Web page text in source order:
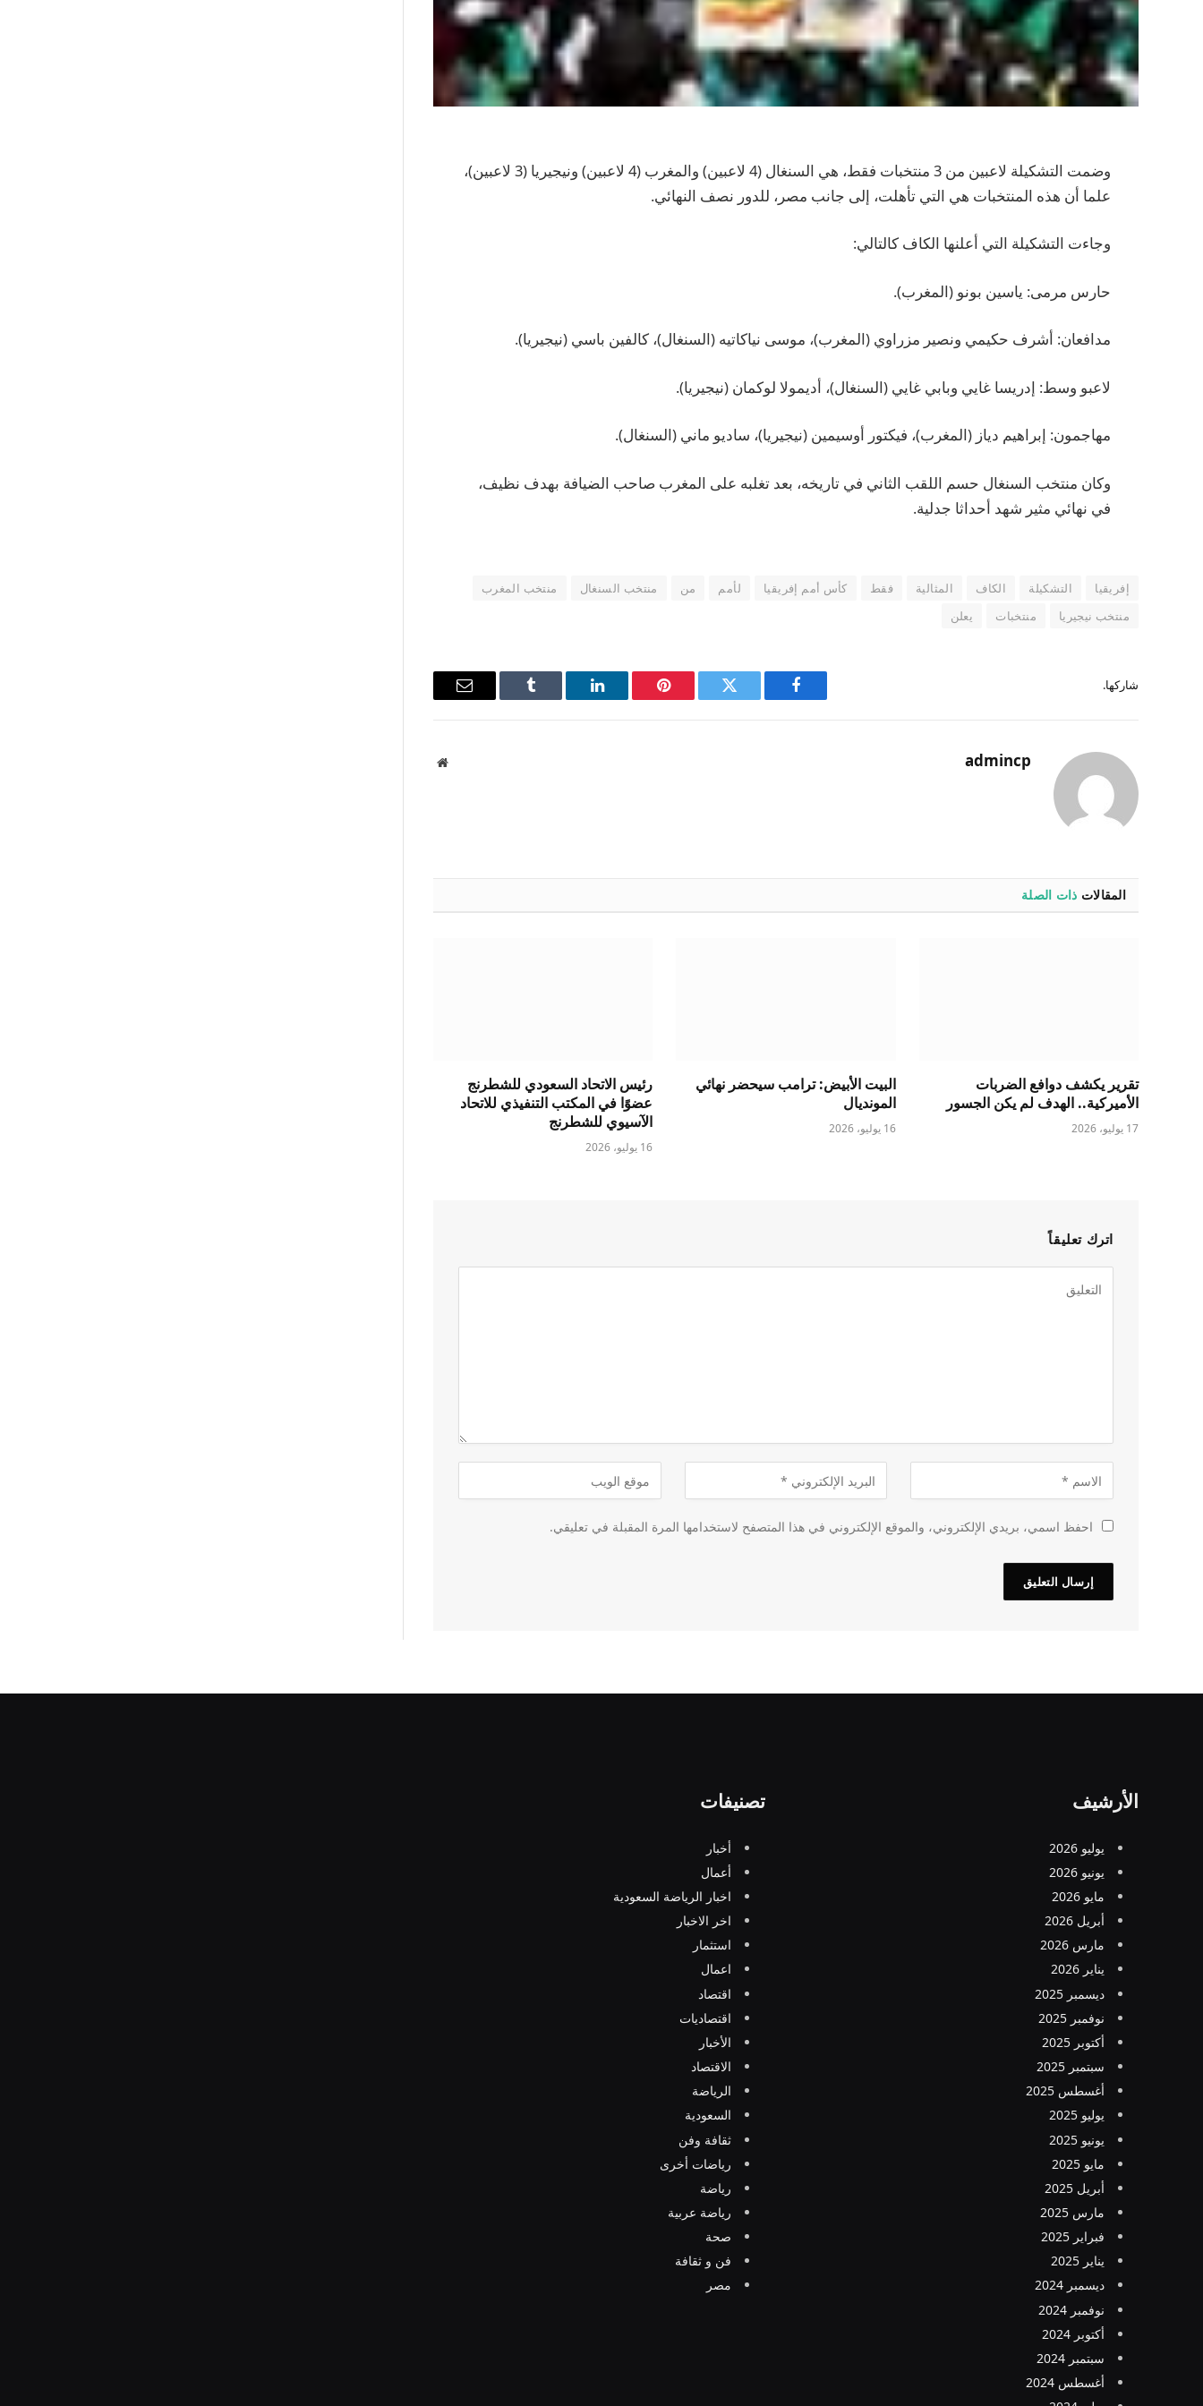
وضمت التشكيلة لاعبين من 3 منتخبات فقط، هي السنغال (4 لاعبين) والمغرب (4 لاعبين) ونيجيريا (3 لاعبين)،
علما أن هذه المنتخبات هي التي تأهلت، إلى جانب مصر، للدور نصف النهائي.
وجاءت التشكيلة التي أعلنها الكاف كالتالي:
حارس مرمى: ياسين بونو (المغرب).
مدافعان: أشرف حكيمي ونصير مزراوي (المغرب)، موسى نياكاتيه (السنغال)، كالفين باسي (نيجيريا).
لاعبو وسط: إدريسا غايي وبابي غايي (السنغال)، أديمولا لوكمان (نيجيريا).
مهاجمون: إبراهيم دياز (المغرب)، فيكتور أوسيمين (نيجيريا)، ساديو ماني (السنغال).
وكان منتخب السنغال حسم اللقب الثاني في تاريخه، بعد تغلبه على المغرب صاحب الضيافة بهدف نظيف،
في نهائي مثير شهد أحداثا جدلية.
إفريقيا التشكيلة الكاف المثالية فقط كأس أمم إفريقيا لأمم من منتخب السنغال
منتخب المغرب
منتخب نيجيريا
منتخبات يعلن
شاركها.
فيسبوك
تويتر بينتيريستلينكدإن Tumblr
البريد
admincp
موقع
المقالات ذات الصلة
تقرير يكشف دوافع الضربات
الأميركية.. الهدف لم يكن الجسور
17 يوليو، 2026
البيت الأبيض: ترامب سيحضر نهائي
المونديال
16 يوليو، 2026
رئيس الاتحاد السعودي للشطرنج
عضوًا في المكتب التنفيذي للاتحاد
الآسيوي للشطرنج
16 يوليو، 2026
اترك تعليقاً
احفظ اسمي، بريدي الإلكتروني، والموقع الإلكتروني في هذا المتصفح لاستخدامها المرة المقبلة في تعليقي.
الأرشيف
يوليو 2026
يونيو 2026
مايو 2026
أبريل 2026
مارس 2026
يناير 2026
ديسمبر 2025
نوفمبر 2025
أكتوبر 2025
سبتمبر 2025
أغسطس 2025
يوليو 2025
يونيو 2025
مايو 2025
أبريل 2025
مارس 2025
فبراير 2025
يناير 2025
ديسمبر 2024
نوفمبر 2024
أكتوبر 2024
سبتمبر 2024
أغسطس 2024
تصنيفات
أخبار
أعمال
اخبار الرياضة السعودية
اخر الاخبار
استثمار
اعمال
اقتصاد
اقتصاديات
الأخبار
الاقتصاد
الرياضة
السعودية
ثقافة وفن
رياضات أخرى
رياضة
رياضة عربية
صحة
فن و ثقافة
مصر